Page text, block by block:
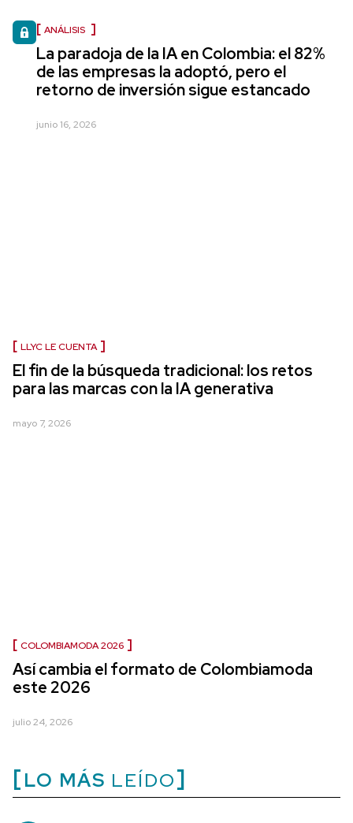
ANÁLISIS
La paradoja de la IA en Colombia: el 82%
de las empresas la adoptó, pero el
retorno de inversión sigue estancado
junio 16, 2026
LLYC LE CUENTA
El fin de la búsqueda tradicional: los retos
para las marcas con la IA generativa
mayo 7, 2026
COLOMBIAMODA 2026
Así cambia el formato de Colombiamoda
este 2026
julio 24, 2026
LO MÁS LEÍDO